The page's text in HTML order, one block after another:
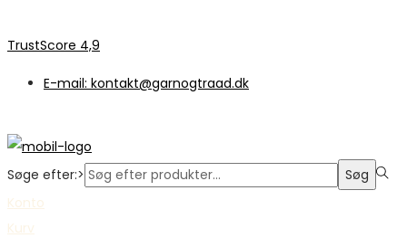
TrustScore 4,9
E-mail: kontakt@garnogtraad.dk
Søge efter:>
Søg
Konto
Kurv